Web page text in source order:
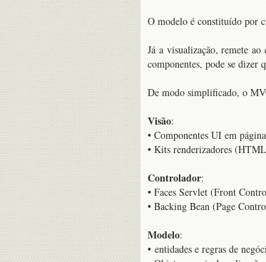
O modelo é constituído por
Já a visualização, remete
componentes, pode se dizer
De modo simplificado, o
Visão:
• Componentes UI em
• Kits renderizadores
Controlador:
• Faces Servlet (Front
• Backing Bean (Page
Modelo:
• entidades e regras de